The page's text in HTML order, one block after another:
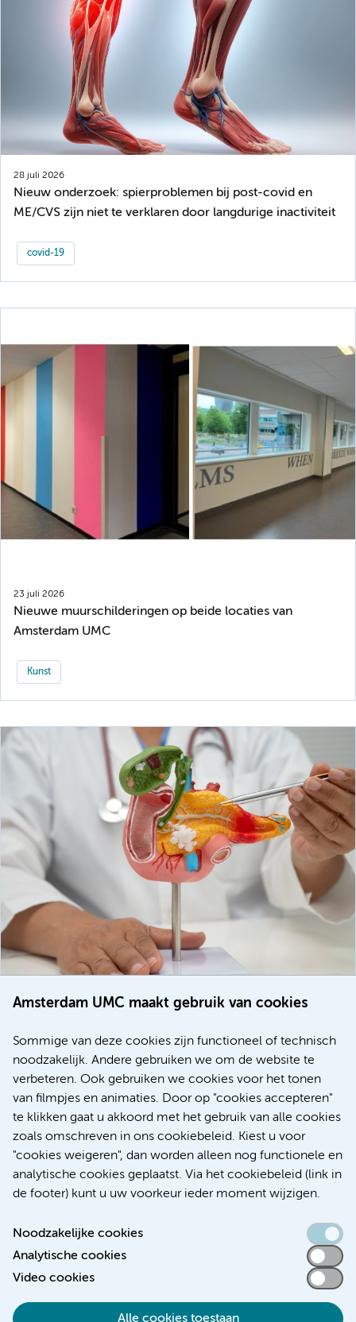
Amsterdam UMC maakt gebruik van cookies
Sommige van deze cookies zijn functioneel of technisch
noodzakelijk. Andere gebruiken we om de website te
verbeteren. Ook gebruiken we cookies voor het tonen
van filmpjes en animaties. Door op "cookies accepteren"
te klikken gaat u akkoord met het gebruik van alle cookies
zoals omschreven in ons cookiebeleid. Kiest u voor
"cookies weigeren", dan worden alleen nog functionele en
analytische cookies geplaatst. Via het cookiebeleid (link in
de footer) kunt u uw voorkeur ieder moment wijzigen.
Noodzakelijke cookies
Analytische cookies
Video cookies
Alle cookies toestaan
28 juli 2026
Nieuw onderzoek: spierproblemen bij post-covid en
ME/CVS zijn niet te verklaren door langdurige inactiviteit
covid-19
23 juli 2026
Nieuwe muurschilderingen op beide locaties van
Amsterdam UMC
Kunst
voor patiënten met alvleesklierkanker verbeteren
Meer
Toegankelijkheidsverklaring